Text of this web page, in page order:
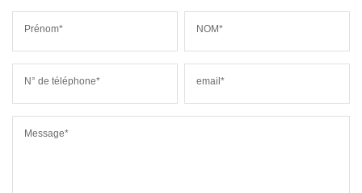
Prénom* NOM*
N° de téléphone* email*
Message*